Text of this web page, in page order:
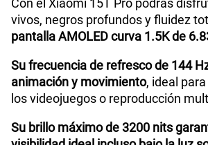
Con el Xiaomi 15T Pro podrás
vivos, negros profundos y fluidez
pantalla AMOLED curva 1.5K de
Su frecuencia de refresco de 144
animación y movimiento, ideal
los videojuegos o reproducción
Su brillo máximo de 3200 nits